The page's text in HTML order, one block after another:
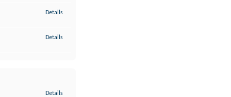
Details
Details
Details